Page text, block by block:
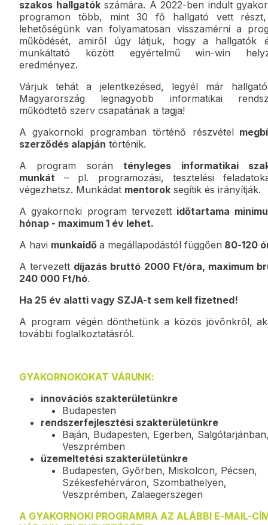
szakos hallgatókszámára. A 2022-ben indult
programon több, mint 30 fő hallgató vett
lehetőségünk van folyamatosan visszamérni a
működését, amiről úgy látjuk, hogy a hallgatók
munkáltató között egyértelmű win-win
eredményez.
Várjuk tehát a jelentkezésed, legyél már
Magyarország legnagyobb informatikai
működtető szerv csapatának a tagja!
A gyakornoki programban történő részvétel
szerződés alapján történik.
A program sorántényleges informatikai
munkát – pl. programozási, tesztelési
végezhetsz. Munkádat mentorok segítik és irányítják.
A gyakornoki program tervezett időtartama
hónap - maximum 1 év lehet.
A havi munkaidő a megállapodástól függően 80-120
A tervezett díjazás bruttó 2000 Ft/óra, maximum
240 000 Ft/hó.
Ha 25 év alatti vagy SZJA-t sem kell fizetned!
A program végén dönthetünk a közös jövőnkről,
további foglalkoztatásról.
GYAKORNOKOKAT VÁRUNK:
innovációs szakterületünkre
Budapesten
rendszerfejlesztési szakterületünkre
Baján, Budapesten, Egerben,
Veszprémben
üzemeltetési szakterületünkre
Budapesten, Győrben, Miskolcon, Pécsen,
Székesfehérváron, Szombathelyen,
Veszprémben, Zalaegerszegen
A GYAKORNOKI PROGRAMRA AZ ALÁBBI E-MAIL-